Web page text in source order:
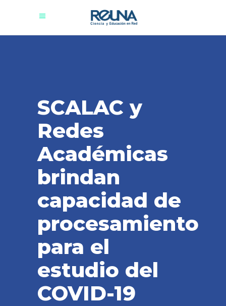
SCALAC y
Redes
Académicas
brindan
capacidad de
procesamiento
para el
estudio del
COVID-19